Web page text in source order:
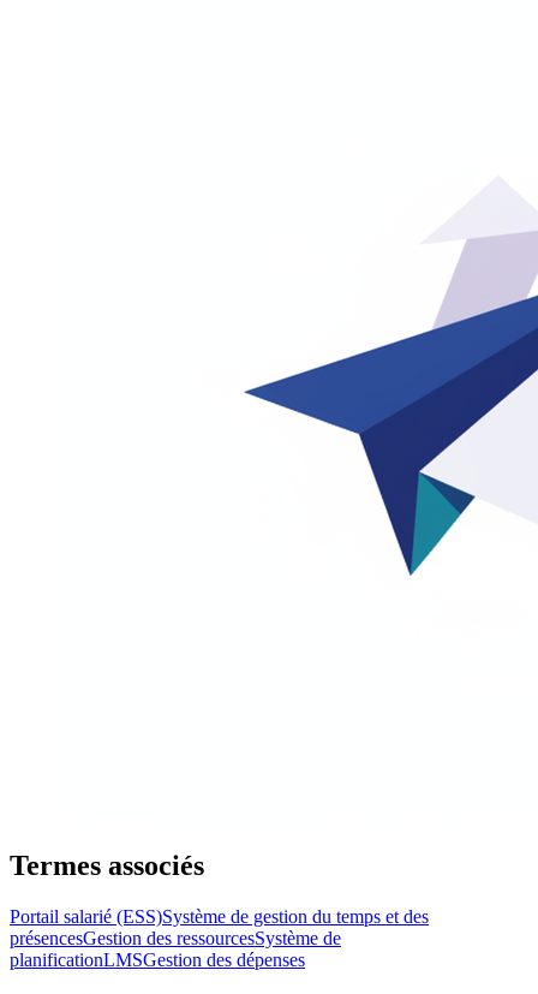
Termes associés
Portail salarié (ESS)Système de gestion du temps et des
présencesGestion des ressourcesSystème de
planificationLMSGestion des dépenses